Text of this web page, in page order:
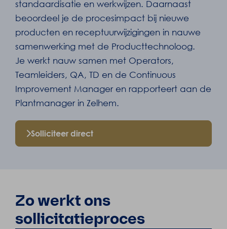
standaardisatie en werkwijzen. Daarnaast
beoordeel je de procesimpact bij nieuwe
producten en receptuurwijzigingen in nauwe
samenwerking met de Producttechnoloog.
Je werkt nauw samen met Operators,
Teamleiders, QA, TD en de Continuous
Improvement Manager en rapporteert aan de
Plantmanager in Zelhem.
Solliciteer direct
Zo werkt ons
sollicitatieproces